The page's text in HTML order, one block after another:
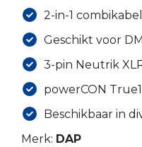
2-in-1 combikabel
Geschikt voor
3-pin Neutrik
powerCON
Beschikbaar in
Merk: DAP